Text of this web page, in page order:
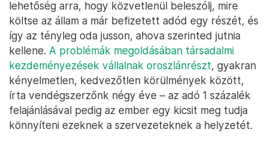
lehetőség arra, hogy közvetlenül beleszólj, mire
költse az állam a már befizetett adód egy részét, és
így az tényleg oda jusson, ahova szerinted jutnia
kellene. A problémák megoldásában társadalmi
kezdeményezések vállalnak oroszlánrészt, gyakran
kényelmetlen, kedvezőtlen körülmények között,
írta vendégszerzőnk négy éve – az adó 1 százalék
felajánlásával pedig az ember egy kicsit meg tudja
könnyíteni ezeknek a szervezeteknek a helyzetét.